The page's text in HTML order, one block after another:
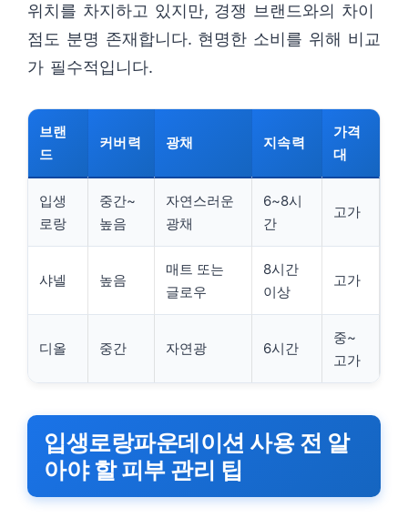
위치를 차지하고 있지만, 경쟁 브랜드와의 차이
점도 분명 존재합니다. 현명한 소비를 위해 비교
가 필수적입니다.
브랜
드
커버력 광채 지속력
가격
대
입생
로랑
중간~
높음
자연스러운
광채
6~8시
간
고가
샤넬 높음
매트 또는
글로우
8시간
이상
고가
디올 중간 자연광 6시간
중~
고가
입생로랑파운데이션 사용 전 알
아야 할 피부 관리 팁